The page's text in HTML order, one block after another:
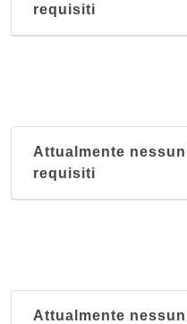
requisiti
Attualmente
requisiti
Attualmente